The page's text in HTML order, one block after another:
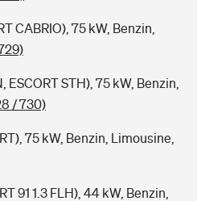
CABRIO), 75 kW, Benzin,
ESCORT STH), 75 kW, Benzin,
/ 730)
75 kW, Benzin, Limousine,
91 1.3 FLH), 44 kW, Benzin,